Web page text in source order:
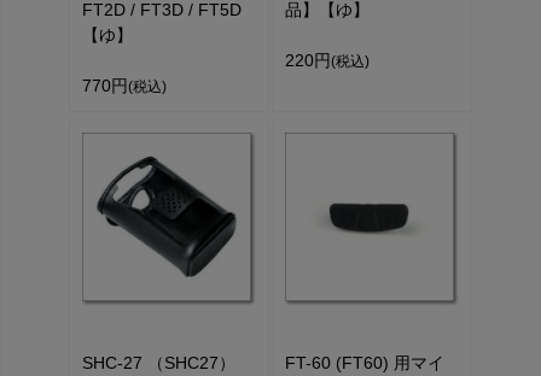
FT2D / FT3D / FT5D
【ゆ】
770円 (税込)
品】【ゆ】
220円 (税込)
SHC-27 （SHC27）
FT-60 (FT60) 用マイ